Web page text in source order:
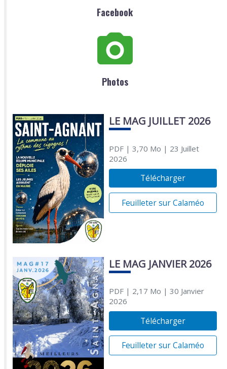
Facebook
Photos
LE MAG JUILLET 2026
PDF| 3,70 Mo | 23 Juillet
2026
Télécharger
Feuilleter sur Calaméo
LE MAG JANVIER 2026
PDF| 2,17 Mo | 30 Janvier
2026
Télécharger
Feuilleter sur Calaméo